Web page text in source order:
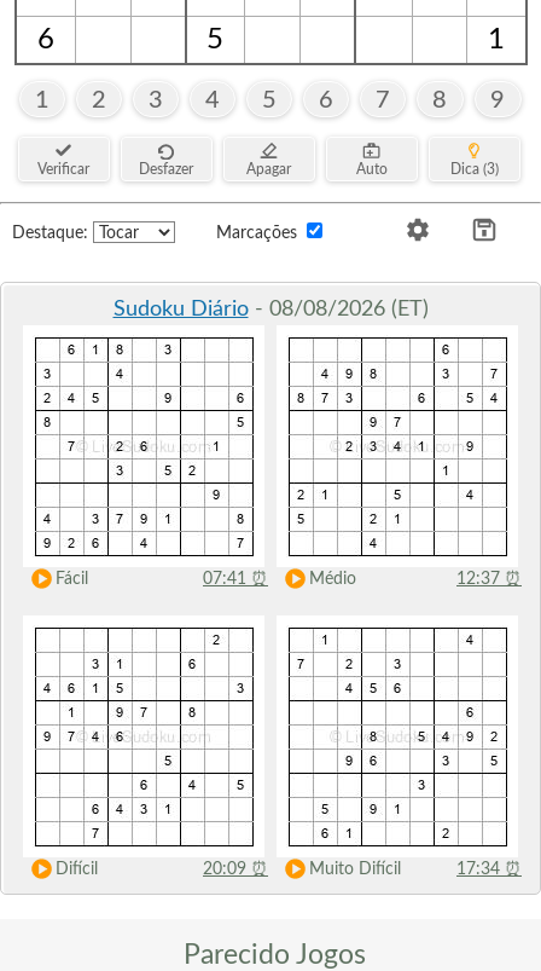
6 5 1
1 2 3 4 5 6 7 8 9
Verificar Desfazer Apagar Auto Dica (3)
Destaque: Marcações
Sudoku Diário- 08/08/2026 (ET)
Fácil 07:41 ⏰ Médio 12:37 ⏰
Difícil 20:09 ⏰ Muito Difícil 17:34 ⏰
Parecido Jogos